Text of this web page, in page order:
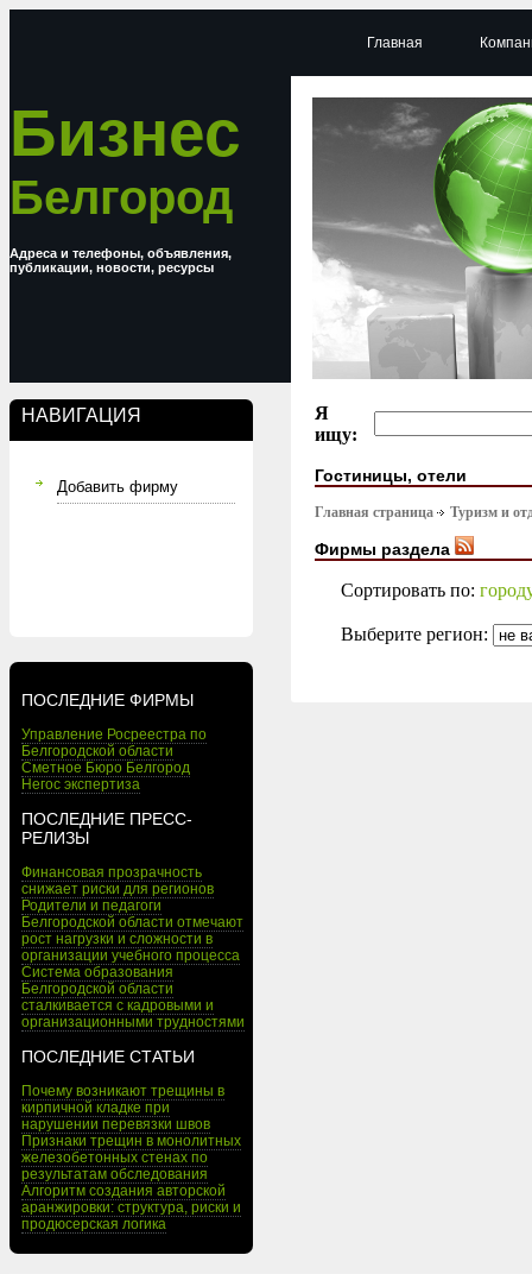
Бизнес
Белгород
Адреса и телефоны, объявления,
публикации, новости, ресурсы
НАВИГАЦИЯ
Добавить фирму
ПОСЛЕДНИЕ ФИРМЫ
Управление Росреестра по
Белгородской области
Сметное Бюро Белгород
Негос экспертиза
ПОСЛЕДНИЕ ПРЕСС-
РЕЛИЗЫ
Финансовая прозрачность
снижает риски для регионов
Родители и педагоги
Белгородской области отмечают
рост нагрузки и сложности в
организации учебного процесса
Система образования
Белгородской области
сталкивается с кадровыми и
организационными трудностями
ПОСЛЕДНИЕ СТАТЬИ
Почему возникают трещины в
кирпичной кладке при
нарушении перевязки швов
Признаки трещин в монолитных
железобетонных стенах по
результатам обследования
Алгоритм создания авторской
аранжировки: структура, риски и
продюсерская логика
Главная
Я
ищу:
Гостиницы, отели
Главная страница Туризм и
Фирмы раздела
Сортировать по:
Выберите регион: